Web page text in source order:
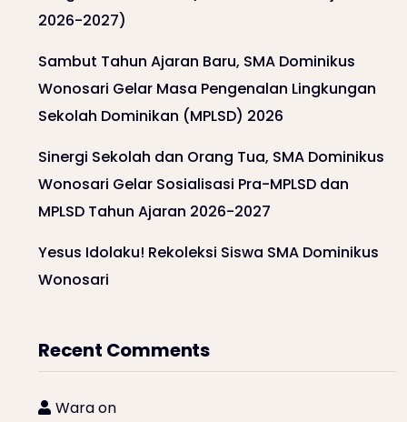
2026-2027)
Sambut Tahun Ajaran Baru, SMA Dominikus
Wonosari Gelar Masa Pengenalan Lingkungan
Sekolah Dominikan (MPLSD) 2026
Sinergi Sekolah dan Orang Tua, SMA Dominikus
Wonosari Gelar Sosialisasi Pra-MPLSD dan
MPLSD Tahun Ajaran 2026-2027
Yesus Idolaku! Rekoleksi Siswa SMA Dominikus
Wonosari
Recent Comments
Waraon